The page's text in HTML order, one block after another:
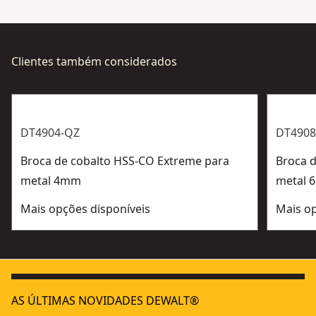
Clientes também considerados
DT4904-QZ
Broca de cobalto HSS-CO Extreme para
metal 4mm
Mais opções disponíveis
Broca
metal
Mais
AS ÚLTIMAS NOVIDADES DEWALT®